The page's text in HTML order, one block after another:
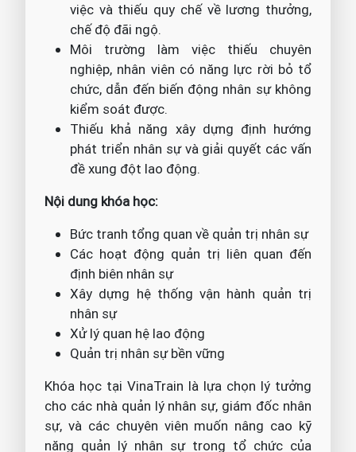
việc và thiếu quy chế về lương thưởng,
chế độ đãi ngộ.
Môi trường làm việc thiếu chuyên
nghiệp, nhân viên có năng lực rời bỏ tổ
chức, dẫn đến biến động nhân sự không
kiểm soát được.
Thiếu khả năng xây dựng định hướng
phát triển nhân sự và giải quyết các vấn
đề xung đột lao động.
Nội dung khóa học:
Bức tranh tổng quan về quản trị nhân sự
Các hoạt động quản trị liên quan đến
định biên nhân sự
Xây dựng hệ thống vận hành quản trị
nhân sự
Xử lý quan hệ lao động
Quản trị nhân sự bền vững
Khóa học tại VinaTrain là lựa chọn lý tưởng
cho các nhà quản lý nhân sự, giám đốc nhân
sự, và các chuyên viên muốn nâng cao kỹ
năng quản lý nhân sự trong tổ chức của